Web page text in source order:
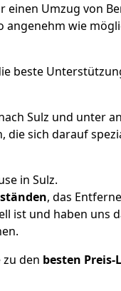
Umzug von
angenehm wie
beste
Sulz und unter
sich darauf
in Sulz.
, das
ist und haben uns
den besten